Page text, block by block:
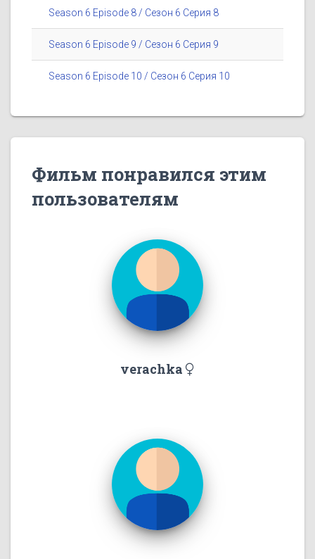
Season 6 Episode 8 / Сезон 6 Серия 8
Season 6 Episode 9 / Сезон 6 Серия 9
Season 6 Episode 10 / Сезон 6 Серия 10
Фильм понравился этим
пользователям
verachka